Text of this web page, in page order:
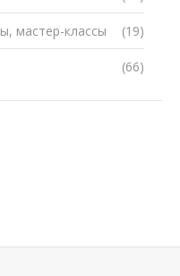
(19)
мастер-классы
(66)